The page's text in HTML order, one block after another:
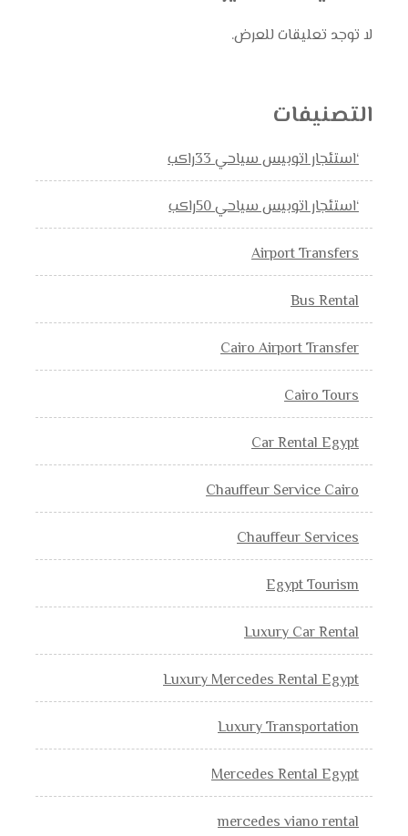
لا توجد تعليقات للعرض.
التصنيفات
‘استئجار اتوبيس سياحي 33راكب
‘استئجار اتوبيس سياحي 50راكب
Airport Transfers
Bus Rental
Cairo Airport Transfer
Cairo Tours
Car Rental Egypt
Chauffeur Service Cairo
Chauffeur Services
Egypt Tourism
Luxury Car Rental
Luxury Mercedes Rental Egypt
Luxury Transportation
Mercedes Rental Egypt
mercedes viano rental